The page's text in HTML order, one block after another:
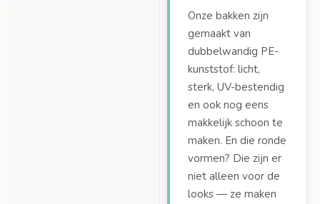
Onze bakken zijn
gemaakt van
dubbelwandig PE-
kunststof: licht,
sterk, UV-bestendig
en ook nog eens
makkelijk schoon te
maken. En die ronde
vormen? Die zijn er
niet alleen voor de
looks — ze maken